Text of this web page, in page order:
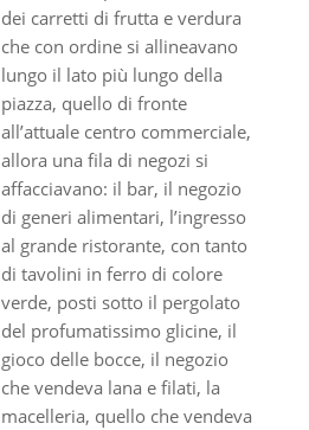
dei carretti di frutta e verdura
che con ordine si allineavano
lungo il lato più lungo della
piazza, quello di fronte
all’attuale centro commerciale,
allora una fila di negozi si
affacciavano: il bar, il negozio
di generi alimentari, l’ingresso
al grande ristorante, con tanto
di tavolini in ferro di colore
verde, posti sotto il pergolato
del profumatissimo glicine, il
gioco delle bocce, il negozio
che vendeva lana e filati, la
macelleria, quello che vendeva